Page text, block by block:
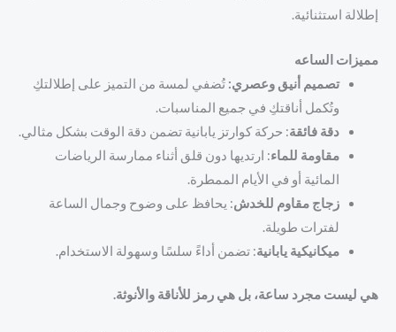
إطلالة استثنائية.
مميزات الساعه
تصميم أنيق وعصري: تُضفي لمسة من التميز على إطلالتكِ
وتُكمل أناقتكِ في جميع المناسبات.
دقة فائقة: حركة كوارتز يابانية تضمن دقة الوقت بشكل مثالي.
مقاومة للماء: ارتديها دون قلق أثناء ممارسة الرياضات
المائية أو في الأيام الممطرة.
زجاج مقاوم للخدش: يحافظ على وضوح وجمال الساعة
لفترات طويلة.
ميكانيكية يابانية: تضمن أداءً سلسًا وسهولة الاستخدام.
هي ليست مجرد ساعة، بل هي رمز للأناقة والأنوثة.